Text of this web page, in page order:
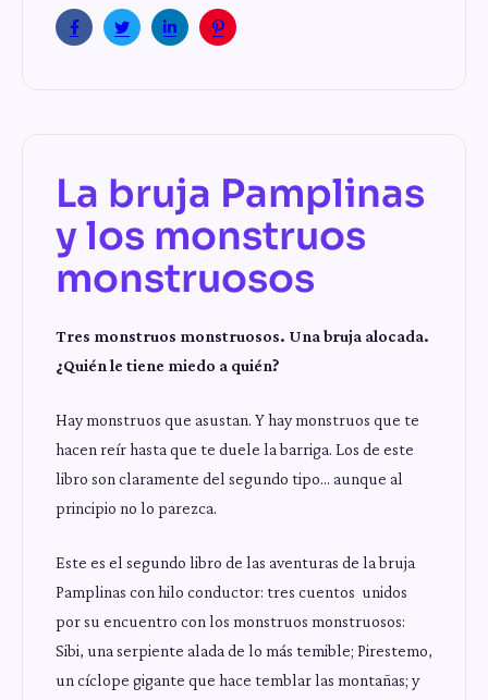
FacebookTwitter LinkedinPinterest
La bruja Pamplinas
y los monstruos
monstruosos
Tres monstruos monstruosos. Una bruja alocada.
¿Quién le tiene miedo a quién?
Hay monstruos que asustan. Y hay monstruos que te
hacen reír hasta que te duele la barriga. Los de este
libro son claramente del segundo tipo… aunque al
principio no lo parezca.
Este es el segundo libro de las aventuras de la bruja
Pamplinas con hilo conductor: tres cuentos unidos
por su encuentro con los monstruos monstruosos:
Sibi, una serpiente alada de lo más temible; Pirestemo,
un cíclope gigante que hace temblar las montañas; y